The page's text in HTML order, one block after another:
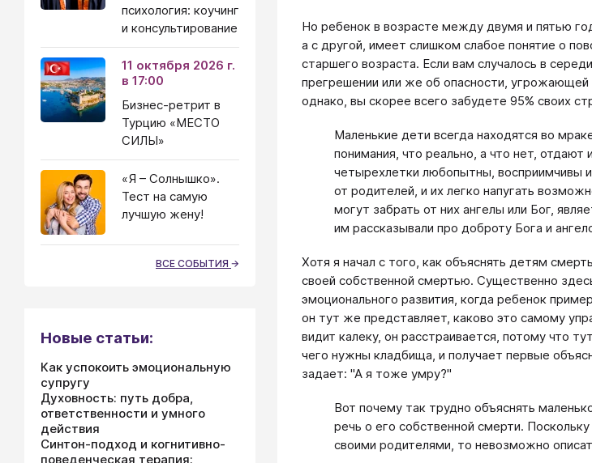
Но ребенок в возрасте между двумя и пятью
а с другой, имеет слишком слабое понятие о
старшего возраста. Если вам случалось в
прегрешении или же об опасности,
однако, вы скорее всего забудете 95% своих
Маленькие дети всегда находятся во
понимания, что реально, а что нет,
четырехлетки любопытны,
от родителей, и их легко напугать
могут забрать от них ангелы или Бог,
им рассказывали про доброту Бога и
Хотя я начал с того, как объяснять детям
своей собственной смертью. Существенно
эмоционального развития, когда ребенок
он тут же представляет, каково это самому
видит калеку, он расстраивается, потому что
чего нужны кладбища, и получает первые
задает: "А я тоже умру?"
Вот почему так трудно объяснять
речь о его собственной смерти.
своими родителями, то невозможно
психология: коучинг
и консультирование
11 октября 2026 г.
в 17:00
Бизнес-ретрит в
Турцию «МЕСТО
СИЛЫ»
«Я – Солнышко».
Тест на самую
лучшую жену!
ВСЕ СОБЫТИЯ
Новые статьи:
Как успокоить эмоциональную
супругу
Духовность: путь добра,
ответственности и умного
действия
Синтон-подход и когнитивно-
поведенческая терапия: